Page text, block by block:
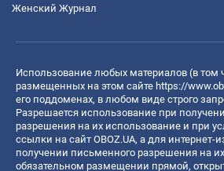
Женский Журнал
Использование любых материалов (в том
размещенных на этом сайте https://
его поддоменах, в любом виде строго
Разрешается использование при
разрешения на их использование и при
ссылки на сайт OBOZ.UA, а для интернет-
получении письменного разрешения на
обязательном размещении прямой,